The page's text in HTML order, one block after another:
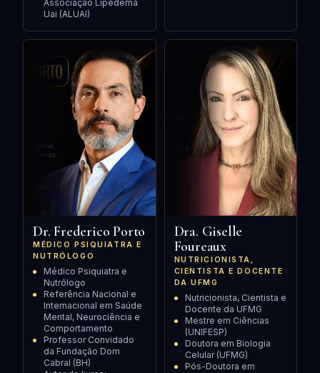
Associação Lipedema
Uai (ALUAI)
Dr. Frederico Porto
MÉDICO PSIQUIATRA E
NUTRÓLOGO
Médico Psiquiatra e
Nutrólogo
Referência Nacional e
Internacional em Saúde
Mental, Neurociência e
Comportamento
Professor Convidado
da Fundação Dom
Cabral (BH)
Dra. Giselle
Foureaux
NUTRICIONISTA,
CIENTISTA E DOCENTE
DA UFMG
Nutricionista, Cientista e
Docente da UFMG
Mestre em Ciências
(UNIFESP)
Doutora em Biologia
Celular (UFMG)
Pós-Doutora em